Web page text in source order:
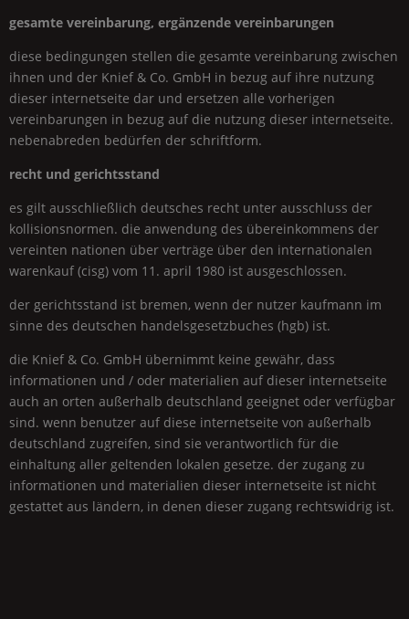
gesamte vereinbarung, ergänzende vereinbarungen
diese bedingungen stellen die gesamte vereinbarung zwischen
ihnen und der Knief & Co. GmbH in bezug auf ihre nutzung
dieser internetseite dar und ersetzen alle vorherigen
vereinbarungen in bezug auf die nutzung dieser internetseite.
nebenabreden bedürfen der schriftform.
recht und gerichtsstand
es gilt ausschließlich deutsches recht unter ausschluss der
kollisionsnormen. die anwendung des übereinkommens der
vereinten nationen über verträge über den internationalen
warenkauf (cisg) vom 11. april 1980 ist ausgeschlossen.
der gerichtsstand ist bremen, wenn der nutzer kaufmann im
sinne des deutschen handelsgesetzbuches (hgb) ist.
die Knief & Co. GmbH übernimmt keine gewähr, dass
informationen und / oder materialien auf dieser internetseite
auch an orten außerhalb deutschland geeignet oder verfügbar
sind. wenn benutzer auf diese internetseite von außerhalb
deutschland zugreifen, sind sie verantwortlich für die
einhaltung aller geltenden lokalen gesetze. der zugang zu
informationen und materialien dieser internetseite ist nicht
gestattet aus ländern, in denen dieser zugang rechtswidrig ist.